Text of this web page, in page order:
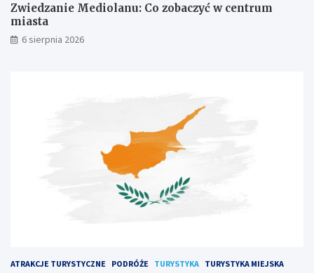
Zwiedzanie Mediolanu: Co zobaczyć w centrum
miasta
6 sierpnia 2026
ATRAKCJE TURYSTYCZNE PODRÓŻE TURYSTYKA TURYSTYKA MIEJSKA